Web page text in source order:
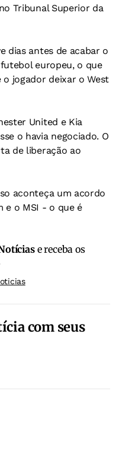
Tribunal Superior da
dias antes de acabar o
europeu, o que
jogador deixar o West
United e Kia
o havia negociado. O
de liberação ao
aconteça um acordo
e o MSI - o que é
e receba os
com seus